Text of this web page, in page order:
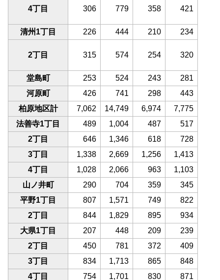
4丁目 306 779 358 421
清州1丁目 226 444 210 234
2丁目 315 574 254 320
堂島町 253 524 243
281
河原町
426 741 298
443
柏原地区計
7,062 14,749 6,974
7,775
法善寺1丁目
489 1,004 487
517
2丁目
646 1,346 618
728
3丁目
1,338 2,669 1,256
1,413
4丁目
1,028 2,066 963
1,103
山ノ井町
290 704 359
345
平野1丁目
807 1,571 749
822
2丁目
844 1,829 895
934
大県1丁目
207 448 209
239
2丁目
450 781 372
409
3丁目
834 1,713 865
848
4丁目
754 1,701 830
871